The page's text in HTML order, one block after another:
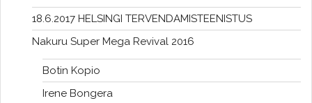
18.6.2017 HELSINGI TERVENDAMISTEENISTUS
Nakuru Super Mega Revival 2016
Botin Kopio
Irene Bongera